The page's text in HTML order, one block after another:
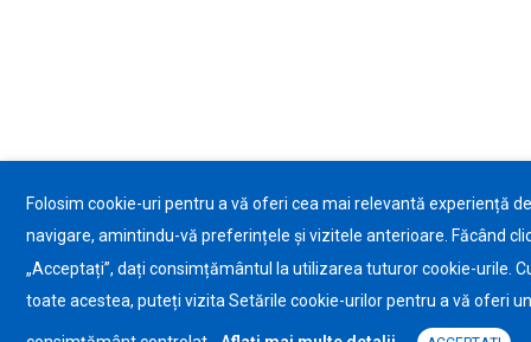
Folosim cookie-uri pentru a vă oferi cea mai relevantă experiență de
navigare, amintindu-vă preferințele și vizitele anterioare. Făcând
„Acceptați”, dați consimțământul la utilizarea tuturor cookie-urile.
toate acestea, puteți vizita Setările cookie-urilor pentru a vă oferi un